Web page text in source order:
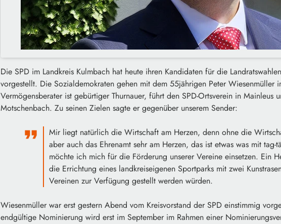
Die SPD im Landkreis Kulmbach hat heute ihren Kandidaten für die
vorgestellt. Die Sozialdemokraten gehen mit dem 55jährigen Peter Wiesenmüller
Vermögensberater ist gebürtiger Thurnauer, führt den SPD-Ortsverein in Mainleus
Motschenbach. Zu seinen Zielen sagte er gegenüber unserem Sender:
Mir liegt natürlich die Wirtschaft am Herzen, denn ohne die
aber auch das Ehrenamt sehr am Herzen, das ist etwas was mit
möchte ich mich für die Förderung unserer Vereine einsetzen. Ein
die Errichtung eines landkreiseigenen Sportparks mit zwei
Vereinen zur Verfügung gestellt werden würden.
Wiesenmüller war erst gestern Abend vom Kreisvorstand der SPD einstimmig
endgültige Nominierung wird erst im September im Rahmen einer